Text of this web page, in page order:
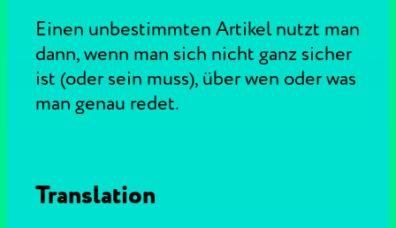
Einen unbestimmten Artikel nutzt man
dann, wenn man sich nicht ganz sicher
ist (oder sein muss), über wen oder was
man genau redet.
Translation